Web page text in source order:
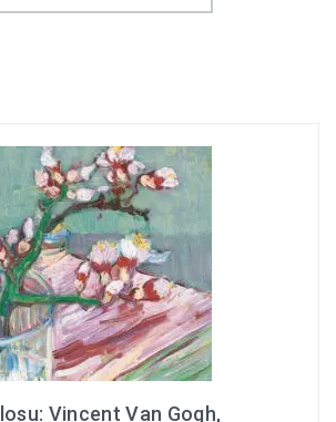
Vincent Van Gogh,